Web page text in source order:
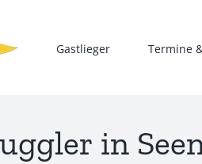
Gastlieger Termine
in